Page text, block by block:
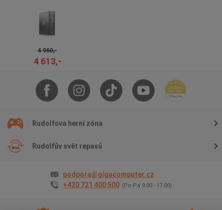
4 960,-
4 613,-
Rudolfova herní zóna
Rudolfův svět repasů
podpora@gigacomputer.cz
+420 721 400 500 (Po-Pá 9.00 - 17.00)